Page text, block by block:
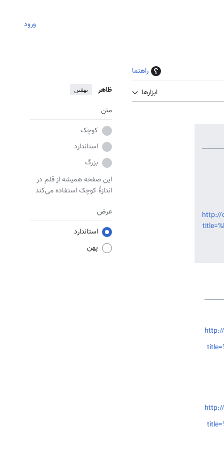
ورود
راهنما
ابزارها
ظاهر نهفتن
متن
کوچک
استاندارد
بزرگ
این صفحه همیشه از قلم در
اندازهٔ کوچک استفاده می‌کند
عرض
استاندارد
پهن
http://